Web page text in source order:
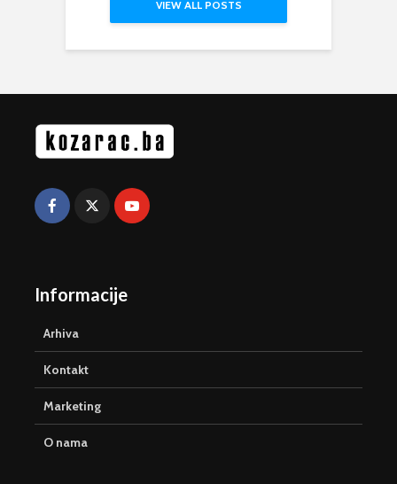
VIEW ALL POSTS
Informacije
Arhiva
Kontakt
Marketing
O nama